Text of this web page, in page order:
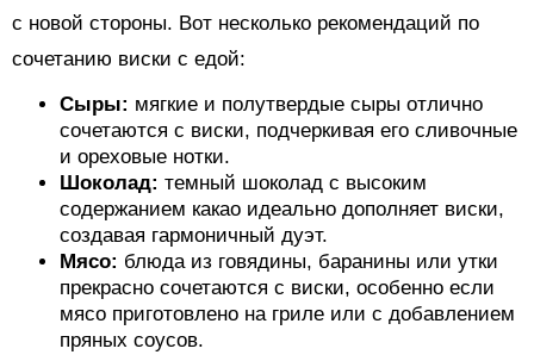
с новой стороны. Вот несколько рекомендаций по
сочетанию виски с едой:
Сыры: мягкие и полутвердые сыры отлично
сочетаются с виски, подчеркивая его сливочные
и ореховые нотки.
Шоколад: темный шоколад с высоким
содержанием какао идеально дополняет виски,
создавая гармоничный дуэт.
Мясо: блюда из говядины, баранины или утки
прекрасно сочетаются с виски, особенно если
мясо приготовлено на гриле или с добавлением
пряных соусов.